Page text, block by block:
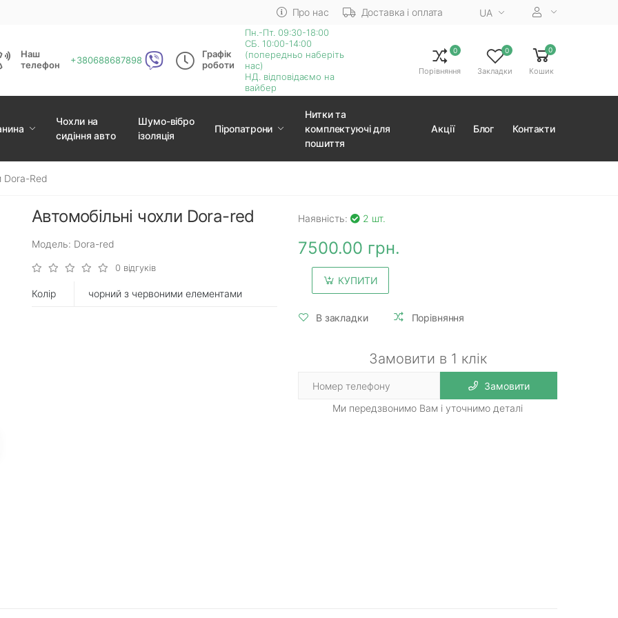
Про нас Доставка і оплата UA
Наш
телефон
+380688687898
Графік
роботи
Пн.-Пт. 09:30-18:00
СБ. 10:00-14:00
(попередньо наберіть
нас)
НД. відповідаємо на
вайбер
0
Порівняння
0
Закладки
0
Кошик
Чохли на
сидіння авто
Шумо-вібро
ізоляція
Піропатрони
Нитки та
комплектуючі для
пошиття
Акції Блог Контакти
Dora-Red
Автомобільні чохли Dora-red
Модель: Dora-red
0 відгуків
Колір чорний з червоними елементами
Наявність: 2 шт.
7500.00 грн.
КУПИТИ
В закладки Порівняння
Замовити в 1 клік
Замовити
Ми передзвонимо Вам і уточнимо деталі